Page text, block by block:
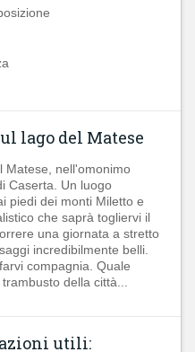
lago del Matese
Matese, nell'omonimo
Caserta. Un luogo
piedi dei monti Miletto e
che saprà togliervi il
una giornata a stretto
incredibilmente belli.
compagnia. Quale
della città...
utili: